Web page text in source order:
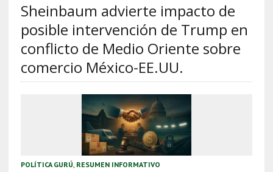
Sheinbaum advierte impacto de
posible intervención de Trump en
conflicto de Medio Oriente sobre
comercio México-EE.UU.
POLÍTICA GURÚ, RESUMEN INFORMATIVO